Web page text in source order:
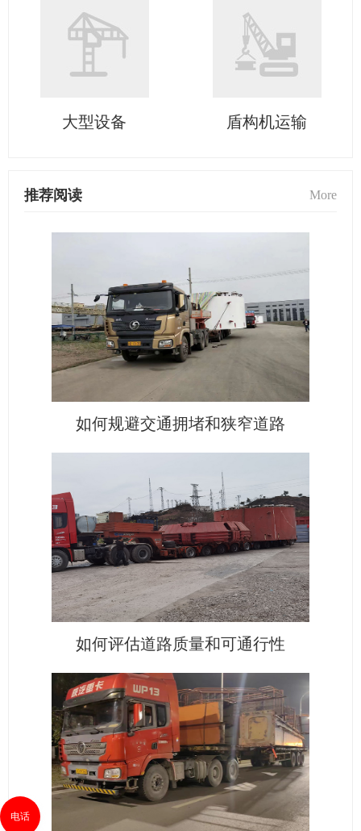
大型设备 盾构机运输
推荐阅读 More
如何规避交通拥堵和狭窄道路
如何评估道路质量和可通行性
电话